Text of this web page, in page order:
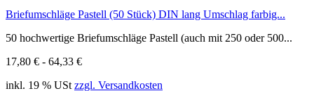
Briefumschläge Pastell (50 Stück) DIN lang Umschlag farbig...
50 hochwertige Briefumschläge Pastell (auch mit 250 oder 500...
17,80 € - 64,33 €
inkl. 19 % USt zzgl. Versandkosten